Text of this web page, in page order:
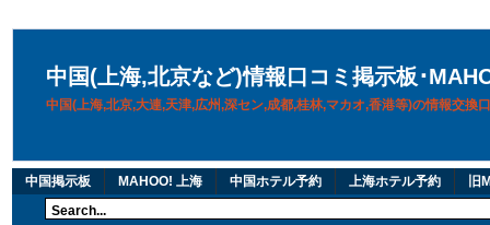
中国(上海,北京など)情報口コミ掲示板･
中国(上海,北京,大連,天津,広州,深セン,成都,桂林,マカオ,香港等)の情報交換
中国掲示板 MAHOO! 上海 中国ホテル予約 上海ホテル予約 旧